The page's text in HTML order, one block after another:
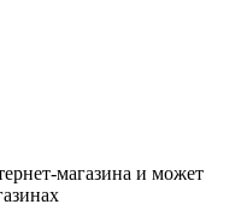
магазина и может